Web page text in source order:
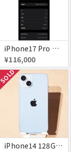
iPhone17 Pro Max 256GB 画面割れ
¥116,000
SOLD
iPhone14 128GB Blue au 送料無料